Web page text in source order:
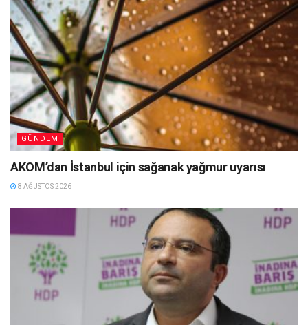
GÜNDEM
AKOM’dan İstanbul için sağanak yağmur uyarısı
8 AĞUSTOS 2026